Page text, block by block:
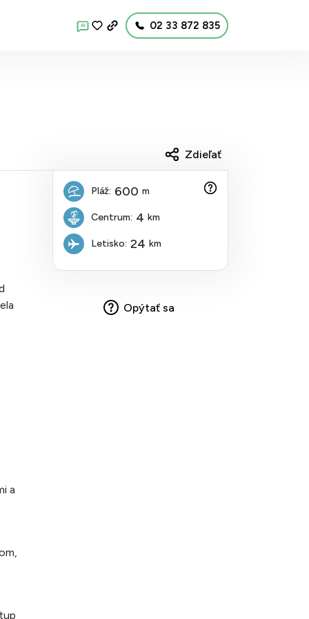
AI 02 33 872 835
a
Zdieľať
Pláž: 600 m
Centrum: 4 km
Letisko: 24 km
Opýtať sa